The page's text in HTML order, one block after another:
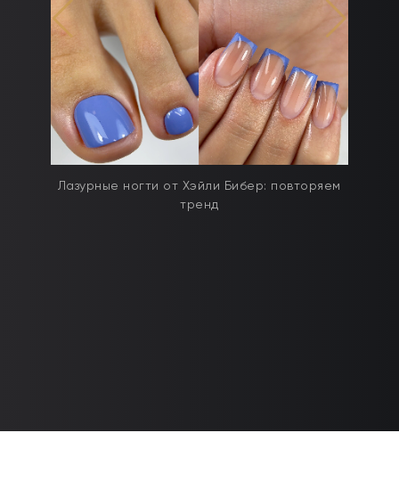
Лазурные ногти от Хэйли Бибер: повторяем
тренд